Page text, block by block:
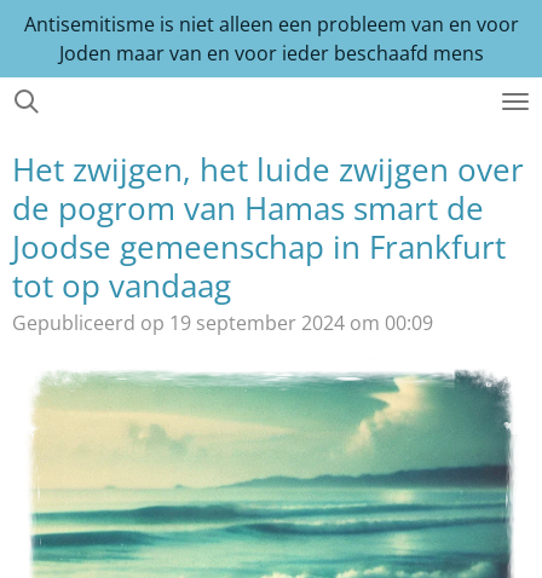
Ga
naar
de
Antisemitisme is niet alleen een probleem van en voor
Joden maar van en voor ieder beschaafd mens
Het zwijgen, het luide zwijgen over
de pogrom van Hamas smart de
Joodse gemeenschap in Frankfurt
tot op vandaag
Gepubliceerd op 19 september 2024 om 00:09